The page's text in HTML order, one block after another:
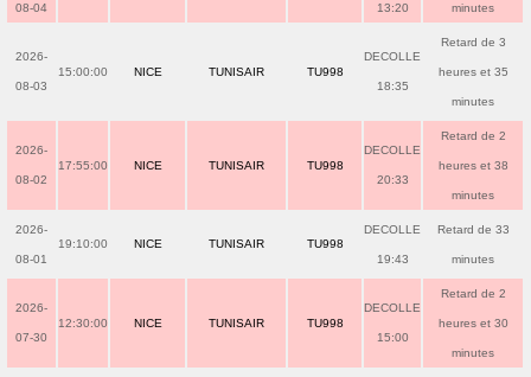
08-04 13:20 minutes
2026-
08-03
15:00:00 NICE TUNISAIR TU998
DECOLLE
18:35
Retard de 3
heures et 35
minutes
2026-
08-02
17:55:00 NICE TUNISAIR TU998
DECOLLE
20:33
Retard de 2
heures et 38
minutes
2026-
08-01
19:10:00 NICE TUNISAIR TU998
DECOLLE
19:43
Retard de 33
minutes
2026-
07-30
12:30:00 NICE TUNISAIR TU998
DECOLLE
15:00
Retard de 2
heures et 30
minutes